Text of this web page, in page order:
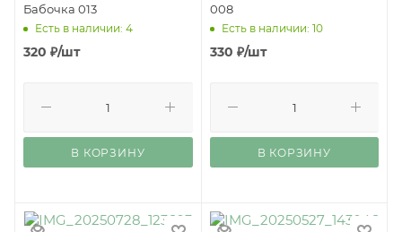
Бабочка 013
Есть в наличии: 4
320 ₽/шт
В КОРЗИНУ
008
Есть в наличии: 10
330 ₽/шт
В КОРЗИНУ